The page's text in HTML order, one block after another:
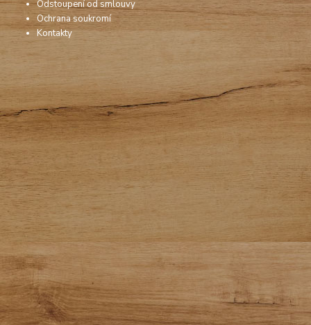
Odstoupení od smlouvy
Ochrana soukromí
Kontakty